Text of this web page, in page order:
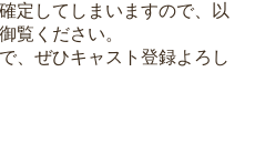
定してしまいますので、以
覧ください。
、ぜひキャスト登録よろし